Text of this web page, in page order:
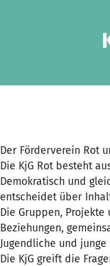
Der Förderverein Rot
Die KjG Rot besteht
Demokratisch und
entscheidet über
Die Gruppen,
Beziehungen,
Jugendliche und
Die KjG greift die